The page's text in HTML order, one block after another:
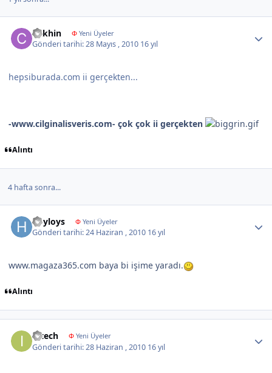
Cakhin ΦYeni Üyeler
Gönderi tarihi:28 Mayıs , 2010 16 yıl
hepsiburada.com ii gerçekten...
-www.cilginalisveris.com- çok çok ii gerçekten
Alıntı
4 hafta sonra...
hoyloys ΦYeni Üyeler
Gönderi tarihi:24 Haziran , 2010 16 yıl
www.magaza365.com baya bi işime yaradı.
Alıntı
intech ΦYeni Üyeler
Gönderi tarihi:28 Haziran , 2010 16 yıl